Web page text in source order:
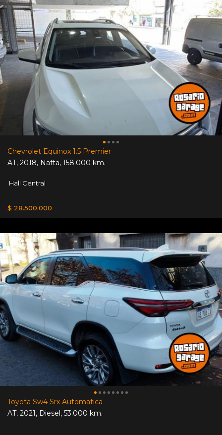
Chevrolet Equinox 1.5 Premier
AT, 2018, Nafta, 158.000 km.
Hall Central
$ 28.500.000
Toyota Sw4 Srx Automatica
AT, 2021, Diesel, 53.000 km.